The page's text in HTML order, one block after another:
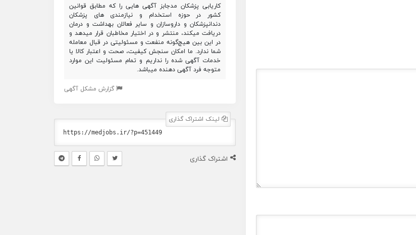
کاریابی پزشکان مدجابز آگهی هایی را که مطابق قوانین
کشور در حوزه استخدام و نیازمندی های پزشکان
دندانپزشکان و داروسازان و سایر فعالان بهداشت و درمان
دریافت میکند، منتشر و در اختیار مخاطبان قرار میدهد و
در این بین هیچ‌گونه منفعت و مسئولیتی در قبال معامله
شما ندارد. ما امکان سنجش کیفیت، صحت و اعتبار کالا یا
خدمات آگهی شده را نداریم و تمام مسئولیت این موارد
متوجه فرد آگهی دهنده میباشد.
گزارش مشکل آگهی
لینک اشتراک گذاری
اشتراک گذاری